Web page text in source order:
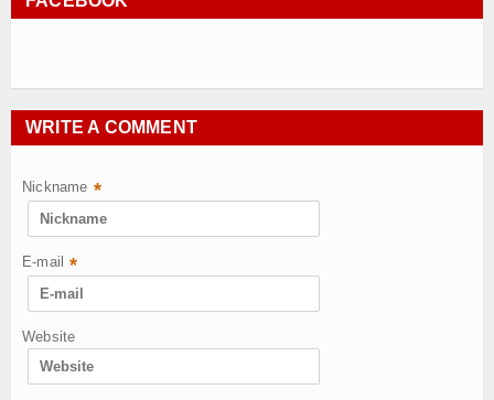
WRITE A COMMENT
Nickname *
E-mail *
Website